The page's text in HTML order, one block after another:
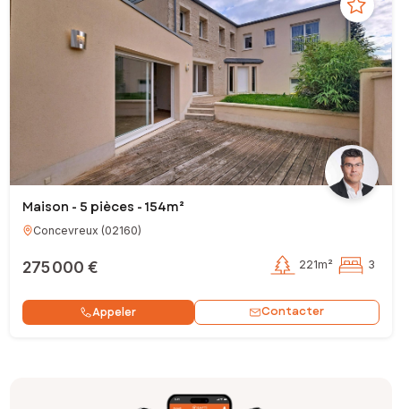
Maison - 5 pièces - 154m²
Concevreux (02160)
275 000 € 221m² 3
Appeler Contacter